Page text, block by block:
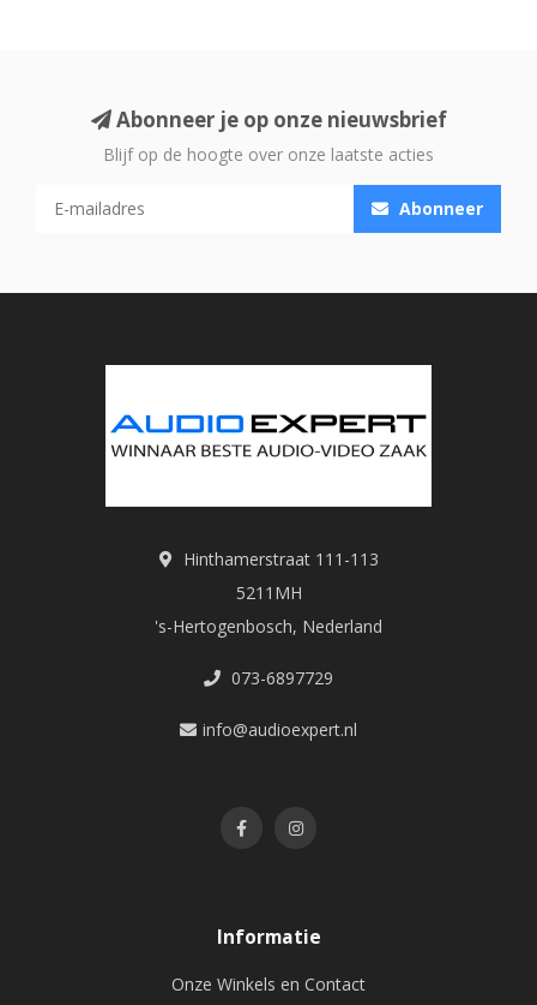
Abonneer je op onze nieuwsbrief
Blijf op de hoogte over onze laatste acties
Abonneer
Hinthamerstraat 111-113
5211MH
's-Hertogenbosch, Nederland
073-6897729
info@audioexpert.nl
Informatie
Onze Winkels en Contact